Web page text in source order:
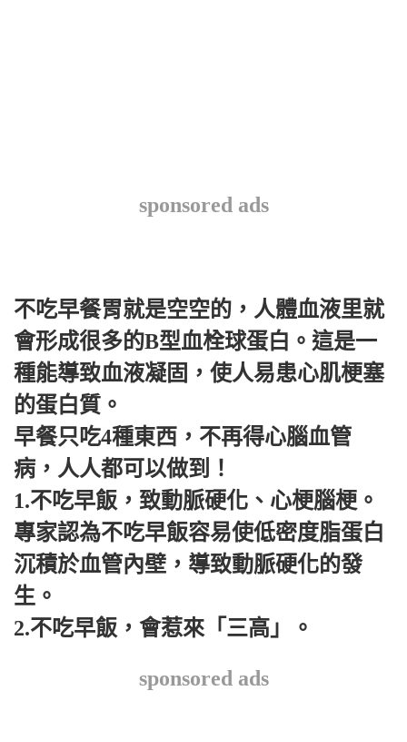
sponsored ads
不吃早餐胃就是空空的，人體血液里就
會形成很多的B型血栓球蛋白。這是一
種能導致血液凝固，使人易患心肌梗塞
的蛋白質。
早餐只吃4種東西，不再得心腦血管
病，人人都可以做到！
1.不吃早飯，致動脈硬化、心梗腦梗。
專家認為不吃早飯容易使低密度脂蛋白
沉積於血管內壁，導致動脈硬化的發
生。
2.不吃早飯，會惹來「三高」。
sponsored ads